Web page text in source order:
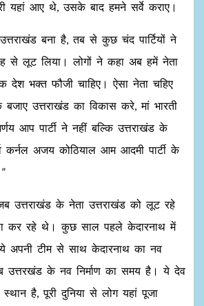
यहां आए थे, उसके बाद हमने सर्वे कराए।
बना है, तब से कुछ चंद पार्टियों ने
से लूट लिया। लोगों ने कहा अब हमें नेता
देश भक्त फौजी चाहिए। ऐसा नेता चहिए
उत्तराखंड का विकास करे, मां भारती
आप पार्टी ने नहीं बल्कि उत्तराखंड के
कर्नल अजय कोठियाल आम आदमी पार्टी के
उत्तराखंड के नेता उत्तराखंड को लूट रहे
कर रहे थे। कुछ साल पहले केदारनाथ में
अपनी टीम से साथ केदारनाथ का नव
उत्तरखंड के नव निर्माण का समय है। ये देव
स्थान है, पूरी दुनिया से लोग यहां पूजा